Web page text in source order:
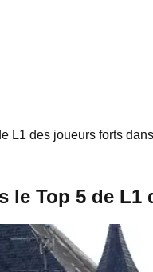
L1 des joueurs forts
le Top 5 de